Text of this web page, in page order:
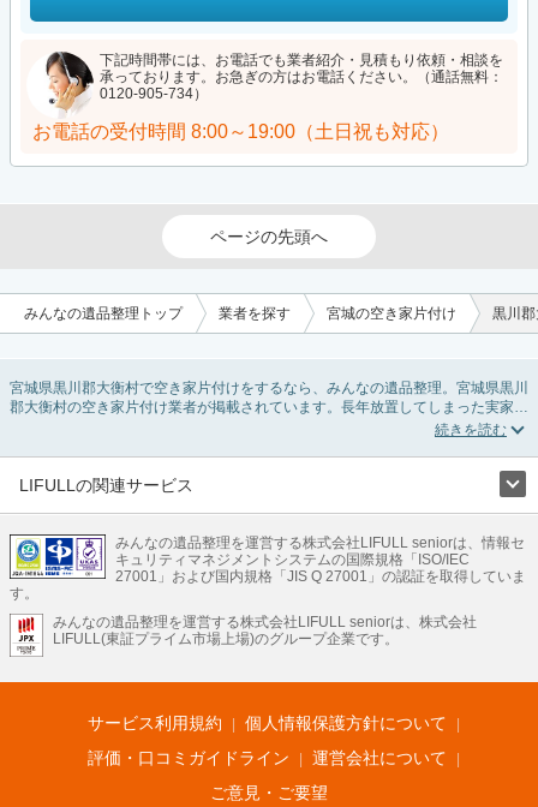
下記時間帯には、お電話でも業者紹介・見積もり依頼・相談を
承っております。お急ぎの方はお電話ください。（通話無料：
0120-905-734）
お電話の受付時間 8:00～19:00（土日祝も対応）
ページの先頭へ
みんなの遺品整理トップ 業者を探す 宮城の空き家片付け 黒川
宮城県黒川郡大衡村で空き家片付けをするなら、みんなの遺品整理。宮城県黒川
郡大衡村の空き家片付け業者が掲載されています。長年放置してしまった実家の
片付けや、相続したが住む予定のない親の家の不用品の処分・回収・引き取りま
み条件を利用し検索してみましょう。
LIFULLの関連サービス
不動産・住宅
引越し 老人ホーム 地方創生 ママの就労支援
不動産クラウドファンディング 遺品整理 老後の暮らし情報
LIFULL HOME'Sのサービス
不動産・住宅
不動産査定 マンション専門売却査定 不動産投資 アドバイザー
不動産アーカイブ
空き家バンク 家賃相場 不動産会社
まちむすび
不動産用語集 住まいのお役立ち情報
LIFULL HOME'S PRESS
アプリ 不動産データ 不動産転職
みんなの遺品整理を運営する株式会社LIFULL seniorは、情報セ
キュリティマネジメントシステムの国際規格「ISO/IEC
27001」および国内規格「JIS Q 27001」の認証を取得していま
す。
みんなの遺品整理を運営する株式会社LIFULL seniorは、株式会社
LIFULL(東証プライム市場上場)のグループ企業です。
サービス利用規約
個人情報保護方針について
評価・口コミガイドライン
運営会社について
ご意見・ご要望